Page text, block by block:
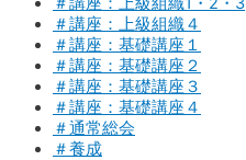
＃講座：上級組織４
＃講座：基礎講座１
＃講座：基礎講座２
＃講座：基礎講座３
＃講座：基礎講座４
＃通常総会
＃養成